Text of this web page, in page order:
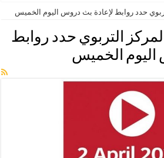
حدد روابط لإعادة بث دروس اليوم الخميس
التربوي حدد روابط
اليوم الخميس